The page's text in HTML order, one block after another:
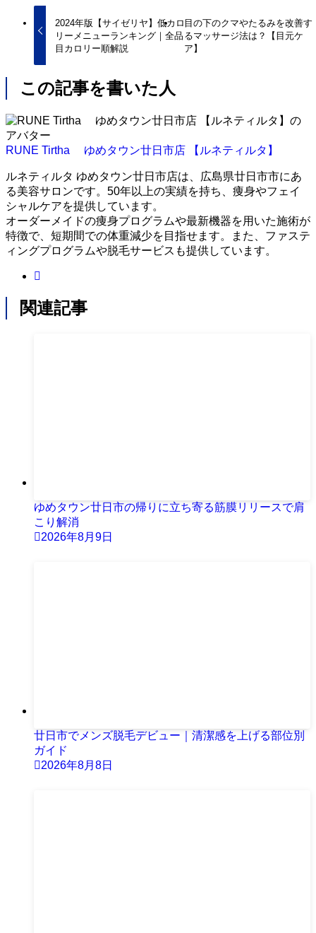
2024年版【サイゼリヤ】低カロ
リーメニューランキング｜全品
目カロリー順解説
目の下のクマやたるみを改善す
るマッサージ法は？【目元ケ
ア】
この記事を書いた人
RUNE Tirtha ゆめタウン廿日市店 【ルネティルタ】
ルネティルタ ゆめタウン廿日市店は、広島県廿日市市にあ
る美容サロンです。50年以上の実績を持ち、痩身やフェイ
シャルケアを提供しています。
オーダーメイドの痩身プログラムや最新機器を用いた施術が
特徴で、短期間での体重減少を目指せます。また、ファステ
ィングプログラムや脱毛サービスも提供しています。
関連記事
ゆめタウン廿日市の帰りに立ち寄る筋膜リリースで肩
こり解消
2026年8月9日
廿日市でメンズ脱毛デビュー｜清潔感を上げる部位別
ガイド
2026年8月8日